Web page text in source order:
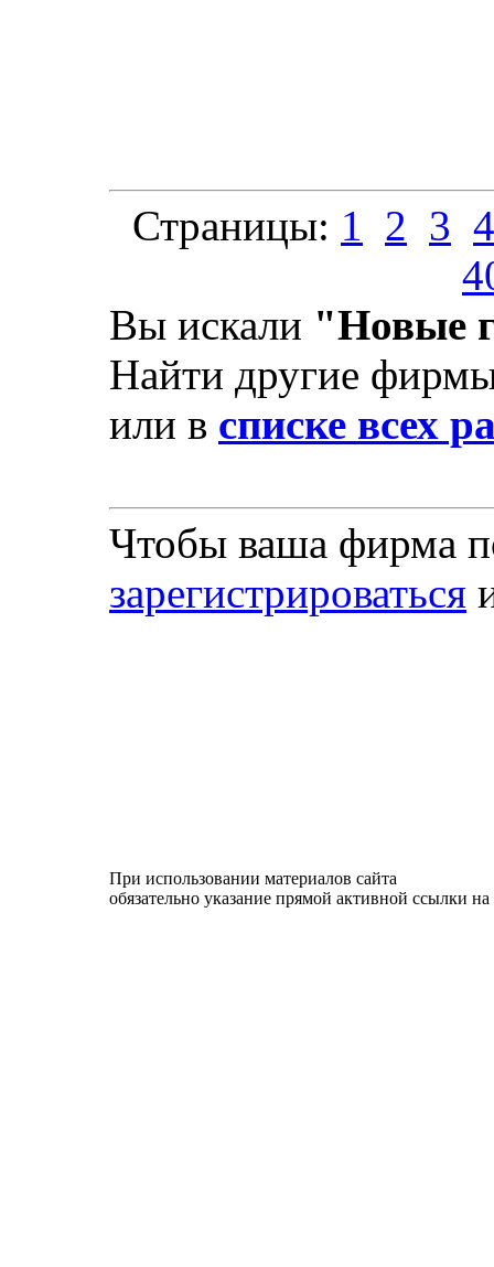
Страницы: 1 2 3 4
Вы искали "Новые
Найти другие
или в списке всех
Чтобы ваша фирма
зарегистрироваться
При использовании материалов сайта
обязательно указание прямой активной ссылки на